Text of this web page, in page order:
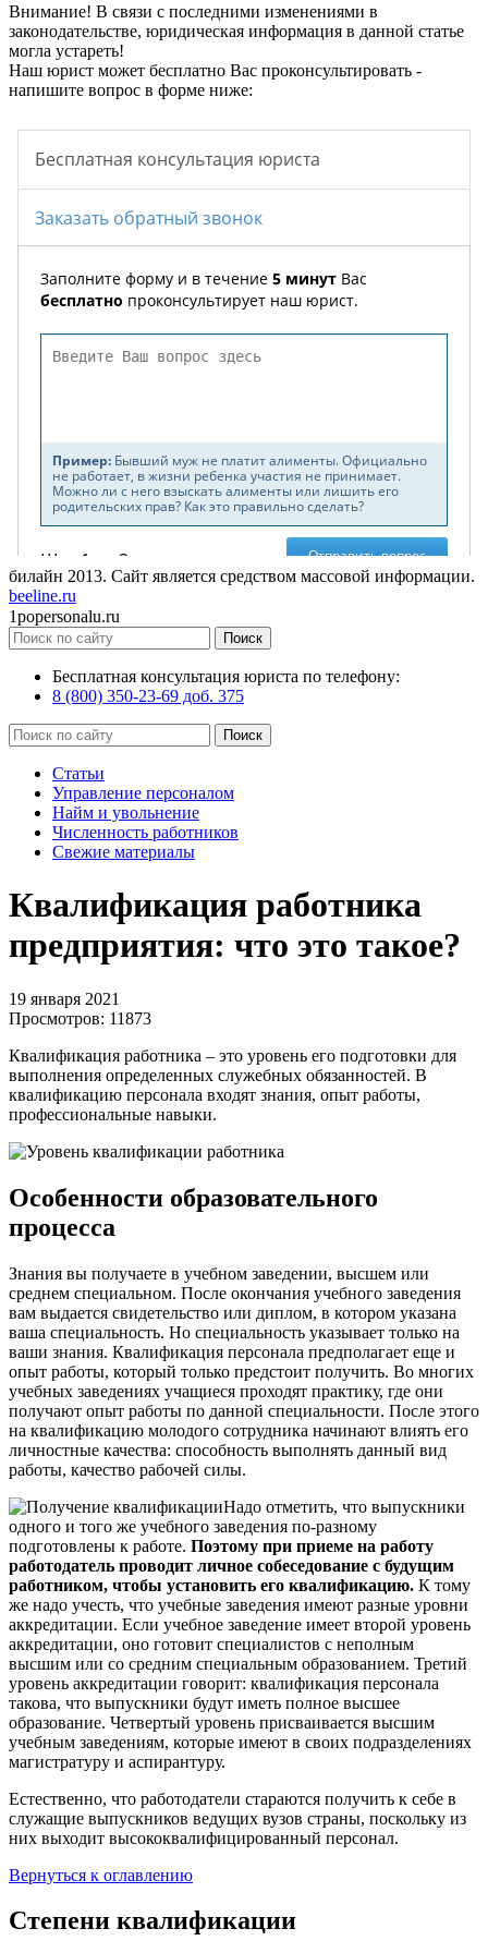
Внимание! В связи с последними изменениями в
законодательстве, юридическая информация в данной статье
могла устареть!
Наш юрист может бесплатно Вас проконсультировать -
напишите вопрос в форме ниже:
билайн 2013. Сайт является средством массовой информации.
beeline.ru
1popersonalu.ru
Бесплатная консультация юриста по телефону:
8 (800) 350-23-69 доб. 375
Статьи
Управление персоналом
Найм и увольнение
Численность работников
Свежие материалы
Квалификация работника
предприятия: что это такое?
19 января 2021
Просмотров: 11873
Квалификация работника – это уровень его подготовки для
выполнения определенных служебных обязанностей. В
квалификацию персонала входят знания, опыт работы,
профессиональные навыки.
Особенности образовательного
процесса
Знания вы получаете в учебном заведении, высшем или
среднем специальном. После окончания учебного заведения
вам выдается свидетельство или диплом, в котором указана
ваша специальность. Но специальность указывает только на
ваши знания. Квалификация персонала предполагает еще и
опыт работы, который только предстоит получить. Во многих
учебных заведениях учащиеся проходят практику, где они
получают опыт работы по данной специальности. После этого
на квалификацию молодого сотрудника начинают влиять его
личностные качества: способность выполнять данный вид
работы, качество рабочей силы.
Надо отметить, что выпускники
одного и того же учебного заведения по-разному
подготовлены к работе. Поэтому при приеме на работу
работодатель проводит личное собеседование с будущим
работником, чтобы установить его квалификацию. К тому
же надо учесть, что учебные заведения имеют разные уровни
аккредитации. Если учебное заведение имеет второй уровень
аккредитации, оно готовит специалистов с неполным
высшим или со средним специальным образованием. Третий
уровень аккредитации говорит: квалификация персонала
такова, что выпускники будут иметь полное высшее
образование. Четвертый уровень присваивается высшим
учебным заведениям, которые имеют в своих подразделениях
магистратуру и аспирантуру.
Естественно, что работодатели стараются получить к себе в
служащие выпускников ведущих вузов страны, поскольку из
них выходит высококвалифицированный персонал.
Вернуться к оглавлению
Степени квалификации